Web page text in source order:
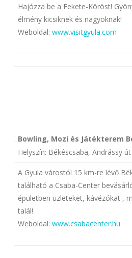
Hajózza be a Fekete-Köröst!
élmény kicsiknek és nagyoknak!
Weboldal: www.visitgyula.com
Bowling, Mozi és Játékterem
Helyszín: Békéscsaba, Andrássy
A Gyula várostól 15 km-re lévő
található a Csaba-Center
épületben üzleteket, kávézókat ,
talál!
Weboldal: www.csabacenter.hu